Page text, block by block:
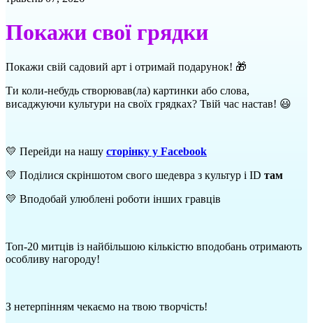
Покажи свої грядки
Покажи свій садовий арт і отримай подарунок! 🎁
Ти коли-небудь створював(ла) картинки або слова,
висаджуючи культури на своїх грядках? Твій час настав! 😃
💛 Перейди на нашу сторінку у Facebook
💛 Поділися скріншотом свого шедевра з культур і ID там
💛 Вподобай улюблені роботи інших гравців
Топ-20 митців із найбільшою кількістю вподобань отримають
особливу нагороду!
З нетерпінням чекаємо на твою творчість!